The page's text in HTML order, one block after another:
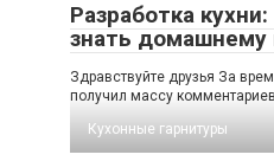
Разработка
знать домашнему
Здравствуйте друзья За
получил массу
Кухонные гарнитуры